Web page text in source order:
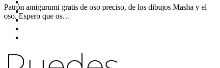
Patrón amigurumi gratis de oso preciso, de los dibujos Masha y el
oso. Espero que os…